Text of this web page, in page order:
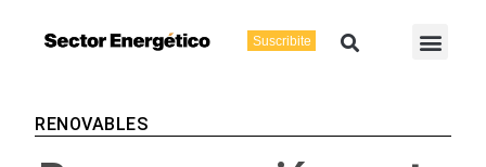
Suscribite Buscar
RENOVABLES